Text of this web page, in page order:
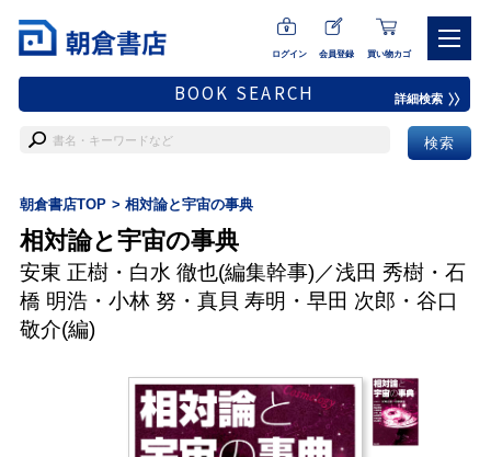
ログイン 会員登録 買い物カゴ
BOOK SEARCH 詳細検索
朝倉書店TOP 相対論と宇宙の事典
相対論と宇宙の事典
安東 正樹・ 白水 徹也(編集幹事)／浅田 秀樹・ 石
橋 明浩・ 小林 努 ・ 真貝 寿明 ・ 早田 次郎 ・ 谷口
敬介(編)